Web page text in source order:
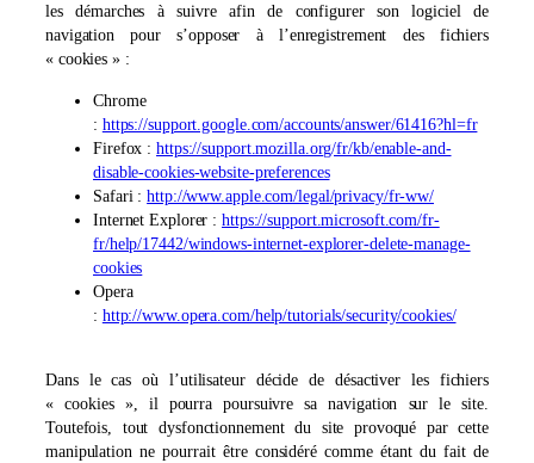
les démarches à suivre afin de configurer son logiciel de
navigation pour s’opposer à l’enregistrement des fichiers
« cookies » :
Chrome
: https://support.google.com/accounts/answer/61416?hl=fr
Firefox :https://support.mozilla.org/fr/kb/enable-and-
disable-cookies-website-preferences
Safari :http://www.apple.com/legal/privacy/fr-ww/
Internet Explorer :https://support.microsoft.com/fr-
fr/help/17442/windows-internet-explorer-delete-manage-
cookies
Opera
: http://www.opera.com/help/tutorials/security/cookies/
Dans le cas où l’utilisateur décide de désactiver les fichiers
« cookies », il pourra poursuivre sa navigation sur le site.
Toutefois, tout dysfonctionnement du site provoqué par cette
manipulation ne pourrait être considéré comme étant du fait de